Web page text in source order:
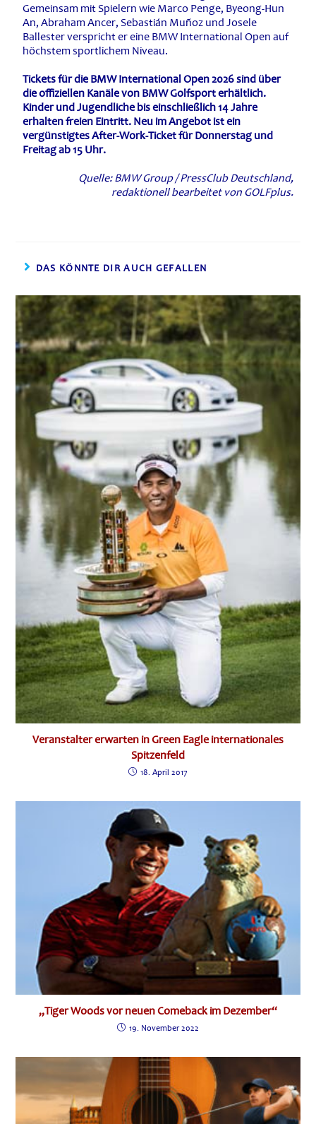
Gemeinsam mit Spielern wie Marco Penge, Byeong-Hun
An, Abraham Ancer, Sebastián Muñoz und Josele
Ballester verspricht er eine BMW International Open auf
höchstem sportlichem Niveau.
Tickets für die BMW International Open 2026 sind über
die offiziellen Kanäle von BMW Golfsport erhältlich.
Kinder und Jugendliche bis einschließlich 14 Jahre
erhalten freien Eintritt. Neu im Angebot ist ein
vergünstigtes After-Work-Ticket für Donnerstag und
Freitag ab 15 Uhr.
Quelle: BMW Group / PressClub Deutschland,
redaktionell bearbeitet von GOLFplus.
DAS KÖNNTE DIR AUCH GEFALLEN
Veranstalter erwarten in Green Eagle internationales
Spitzenfeld
18. April 2017
„Tiger Woods vor neuen Comeback im Dezember“
19. November 2022